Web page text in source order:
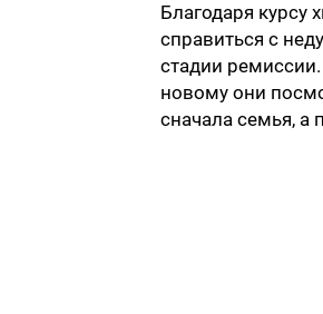
Благодаря курсу
справиться с
стадии
новому они
сначала семья, а